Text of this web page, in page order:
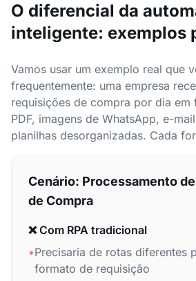
O diferencial da
inteligente: exemplos
Vamos usar um exemplo real que
frequentemente: uma empresa
requisições de compra por dia em
PDF, imagens de WhatsApp, e-
planilhas desorganizadas. Cada
Cenário: Processamento
de Compra
❌ Com RPA tradicional
•Precisaria de rotas diferentes
formato de requisição